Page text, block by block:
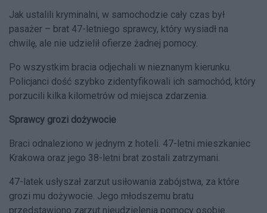
Jak ustalili kryminalni, w samochodzie cały czas był
pasażer – brat 47-letniego sprawcy, który wysiadł na
chwilę, ale nie udzielił ofierze żadnej pomocy.
Po wszystkim bracia odjechali w nieznanym kierunku.
Policjanci dość szybko zidentyfikowali ich samochód, który
porzucili kilka kilometrów od miejsca zdarzenia.
Sprawcy grozi dożywocie
Braci odnaleziono w jednym z hoteli. 47-letni mieszkaniec
Krakowa oraz jego 38-letni brat zostali zatrzymani.
47-latek usłyszał zarzut usiłowania zabójstwa, za które
grozi mu dożywocie. Jego młodszemu bratu
przedstawiono zarzut nieudzielenia pomocy osobie